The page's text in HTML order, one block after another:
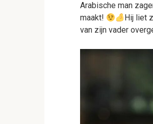
Arabische man
maakt!
Hij liet
van zijn vader